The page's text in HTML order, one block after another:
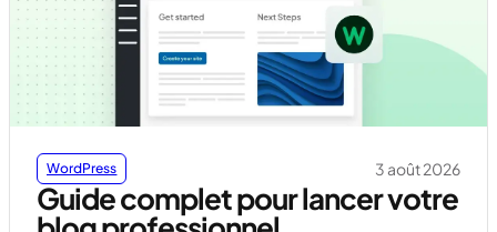
WordPress 3 août 2026
Guide complet pour lancer votre